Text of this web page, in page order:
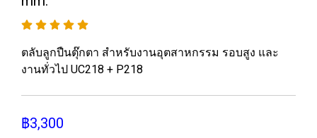
ตลับลูกปืนตุ๊กตา สำหรับงานอุตสาหกรรม รอบสูง และ
งานทั่วไป UC218 + P218
฿3,300